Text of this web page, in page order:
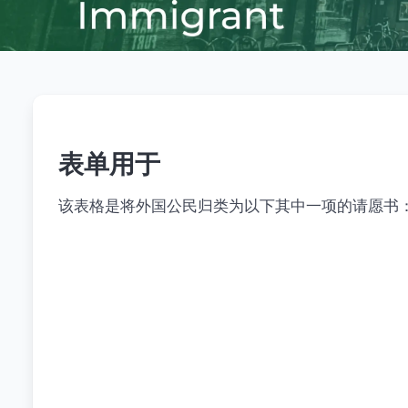
表单用于
该表格是将外国公民归类为以下其中一项的请愿书